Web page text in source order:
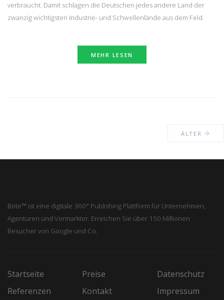
verbraucht. Damit schlagen die Deutschen jedes andere Land der
zwanzig wichtigsten Industrie- und Schwellenlände aus dem Feld.
MEHR LESEN
ÄLTER
Bote™ ist eine digitale 360° Publishing Plattform für Unternehmen,
Agenturen und Vermarkter. Erreichen Sie über 150 Millionen
Besucher von Google und Co.
Startseite
Referenzen
Preise
Kontakt
Datenschutz
Impressum